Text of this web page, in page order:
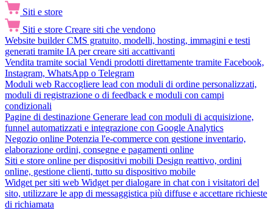
Siti e store
Siti e store Creare siti che vendono
Website builder CMS gratuito, modelli, hosting, immagini e testi
generati tramite IA per creare siti accattivanti
Vendita tramite social Vendi prodotti direttamente tramite Facebook,
Instagram, WhatsApp o Telegram
Moduli web Raccogliere lead con moduli di ordine personalizzati,
moduli di registrazione o di feedback e moduli con campi
condizionali
Pagine di destinazione Generare lead con moduli di acquisizione,
funnel automatizzati e integrazione con Google Analytics
Negozio online Potenzia l'e-commerce con gestione inventario,
elaborazione ordini, consegne e pagamenti online
Siti e store online per dispositivi mobili Design reattivo, ordini
online, gestione clienti, tutto su dispositivo mobile
Widget per siti web Widget per dialogare in chat con i visitatori del
sito, utilizzare le app di messaggistica più diffuse e accettare richieste
di richiamata